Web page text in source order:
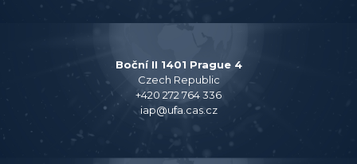
Boční II 1401 Prague 4
Czech Republic
+420 272 764 336
iap@ufa.cas.cz